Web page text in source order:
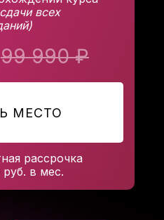
99 990 ₽
МЕСТО
всех
рассрочка
в мес.